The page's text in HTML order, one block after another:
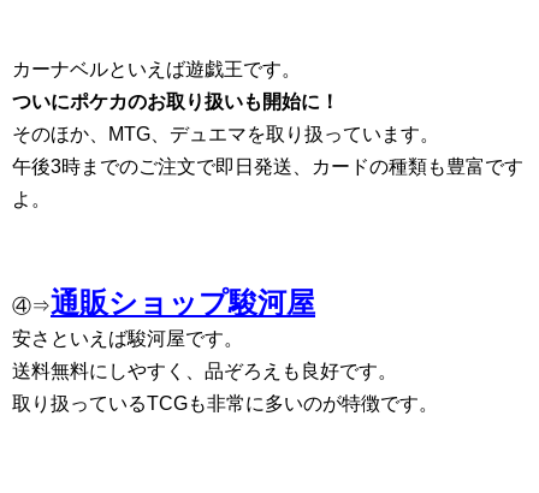
カーナベルといえば遊戯王です。
ついにポケカのお取り扱いも開始に！
そのほか、MTG、デュエマを取り扱っています。
午後3時までのご注文で即日発送、カードの種類も豊富です
よ。
④⇒通販ショップ駿河屋
安さといえば駿河屋です。
送料無料にしやすく、品ぞろえも良好です。
取り扱っているTCGも非常に多いのが特徴です。